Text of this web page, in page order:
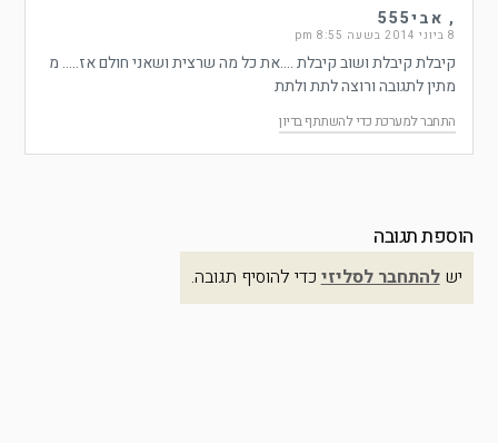
, אבי555
8 ביוני 2014 בשעה 8:55 pm
קיבלת קיבלת ושוב קיבלת ….את כל מה שרצית ושאני חולם אז….. מ
מתין לתגובה ורוצה לתת ולתת
התחבר למערכת כדי להשתתף בדיון
הוספת תגובה
ישלהתחבר לסליזיכדי להוסיף תגובה.